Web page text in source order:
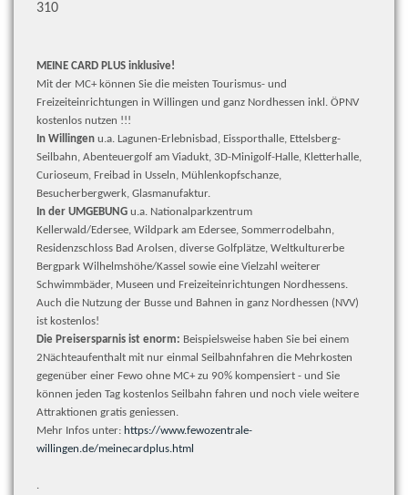
310
MEINE CARD PLUS inklusive!
Mit der MC+ können Sie die meisten Tourismus- und
Freizeiteinrichtungen in Willingen und ganz Nordhessen inkl. ÖPNV
kostenlos nutzen !!!
In Willingen u.a. Lagunen-Erlebnisbad, Eissporthalle, Ettelsberg-
Seilbahn, Abenteuergolf am Viadukt, 3D-Minigolf-Halle, Kletterhalle,
Curioseum, Freibad in Usseln, Mühlenkopfschanze,
Besucherbergwerk, Glasmanufaktur.
In der UMGEBUNG u.a. Nationalparkzentrum
Kellerwald/Edersee, Wildpark am Edersee, Sommerrodelbahn,
Residenzschloss Bad Arolsen, diverse Golfplätze, Weltkulturerbe
Bergpark Wilhelmshöhe/Kassel sowie eine Vielzahl weiterer
Schwimmbäder, Museen und Freizeiteinrichtungen Nordhessens.
Auch die Nutzung der Busse und Bahnen in ganz Nordhessen (NVV)
ist kostenlos!
Die Preisersparnis ist enorm: Beispielsweise haben Sie bei einem
2Nächteaufenthalt mit nur einmal Seilbahnfahren die Mehrkosten
gegenüber einer Fewo ohne MC+ zu 90% kompensiert - und Sie
können jeden Tag kostenlos Seilbahn fahren und noch viele weitere
Attraktionen gratis geniessen.
Mehr Infos unter: https://www.fewozentrale-
willingen.de/meinecardplus.html
.